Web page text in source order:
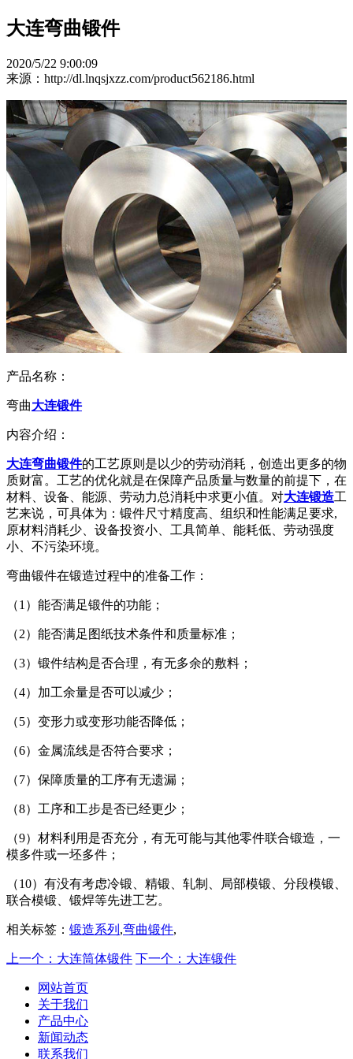
大连弯曲锻件
2020/5/22 9:00:09
来源：http://dl.lnqsjxzz.com/product562186.html
产品名称：
弯曲大连锻件
内容介绍：
大连弯曲锻件的工艺原则是以少的劳动消耗，创造出更多的物
质财富。工艺的优化就是在保障产品质量与数量的前提下，在
材料、设备、能源、劳动力总消耗中求更小值。对大连锻造工
艺来说，可具体为：锻件尺寸精度高、组织和性能满足要求,
原材料消耗少、设备投资小、工具简单、能耗低、劳动强度
小、不污染环境。
弯曲锻件在锻造过程中的准备工作：
（1）能否满足锻件的功能；
（2）能否满足图纸技术条件和质量标准；
（3）锻件结构是否合理，有无多余的敷料；
（4）加工余量是否可以减少；
（5）变形力或变形功能否降低；
（6）金属流线是否符合要求；
（7）保障质量的工序有无遗漏；
（8）工序和工步是否已经更少；
（9）材料利用是否充分，有无可能与其他零件联合锻造，一
模多件或一坯多件；
（10）有没有考虑冷锻、精锻、轧制、局部模锻、分段模锻、
联合模锻、锻焊等先进工艺。
相关标签： 锻造系列 ,弯曲锻件,
上一个：大连筒体锻件 下一个：大连锻件
网站首页
关于我们
产品中心
新闻动态
联系我们